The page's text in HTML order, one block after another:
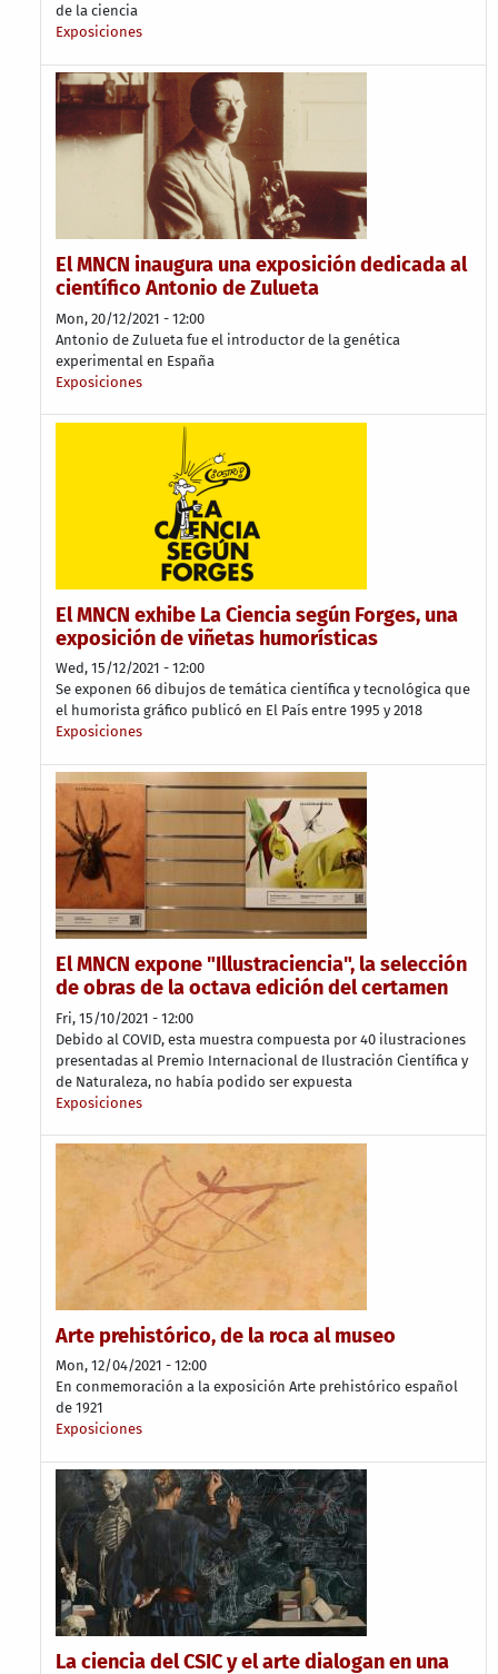
de la ciencia
Exposiciones
El MNCN inaugura una exposición dedicada al
científico Antonio de Zulueta
Mon, 20/12/2021 - 12:00
Antonio de Zulueta fue el introductor de la genética
experimental en España
Exposiciones
El MNCN exhibe La Ciencia según Forges, una
exposición de viñetas humorísticas
Wed, 15/12/2021 - 12:00
Se exponen 66 dibujos de temática científica y tecnológica que
el humorista gráfico publicó en El País entre 1995 y 2018
Exposiciones
El MNCN expone "Illustraciencia", la selección
de obras de la octava edición del certamen
Fri, 15/10/2021 - 12:00
Debido al COVID, esta muestra compuesta por 40 ilustraciones
presentadas al Premio Internacional de Ilustración Científica y
de Naturaleza, no había podido ser expuesta
Exposiciones
Arte prehistórico, de la roca al museo
Mon, 12/04/2021 - 12:00
En conmemoración a la exposición Arte prehistórico español
de 1921
Exposiciones
La ciencia del CSIC y el arte dialogan en una